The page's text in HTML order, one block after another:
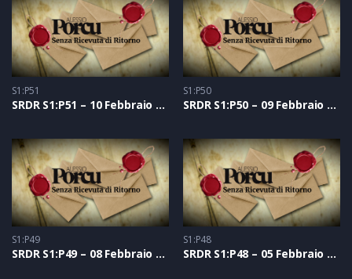
S1:P51
SRDR S1:P51 – 10 Febbraio 2021
S1:P50
SRDR S1:P50 – 09 Febbraio 2021
S1:P49
SRDR S1:P49 – 08 Febbraio 2021
S1:P48
SRDR S1:P48 – 05 Febbraio 2021